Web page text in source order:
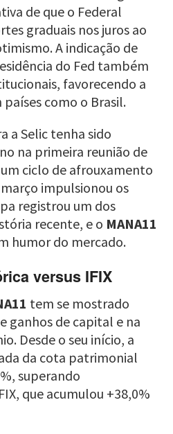
de que o Federal
graduais nos juros ao
A indicação de
do Fed também
favorecendo a
como o Brasil.
a Selic tenha sido
na primeira reunião de
ciclo de afrouxamento
impulsionou os
registrou um dos
recente, e o MANA11
humor do mercado.
versus IFIX
tem se mostrado
ganhos de capital e na
Desde o seu início, a
da cota patrimonial
superando
que acumulou +38,0%